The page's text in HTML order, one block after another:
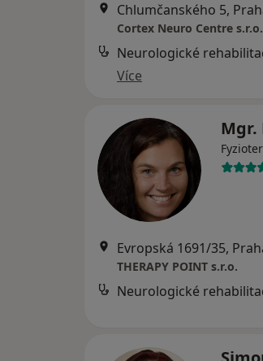
Chlumčanského 5,
Cortex Neuro Centre s.r.o.
Neurologické
Více
Mgr.
Evropská 1691/35,
THERAPY POINT s.r.o.
Neurologické